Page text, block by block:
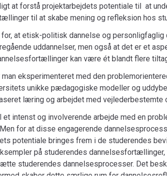
meningsskabelse.
Bogen henvender sig
for det
og analyse samt
at forstå projektarbejdets potentiale til at
til at skabe mening og refleksion hos
for, at etisk-politisk dannelse og
uddannelser, men også at det er et
kan være ét blandt flere
eksperimenteret med den
unikke pædagogiske modeller og
læring og arbejdet med vejlederbestemte
et intenst og involverende arbejde med en
for at disse engagerende
potentiale bringes frem i de studerendes
på studerendes
studerendes dannelsesprocesser. Det
skaber dette særlige rum for